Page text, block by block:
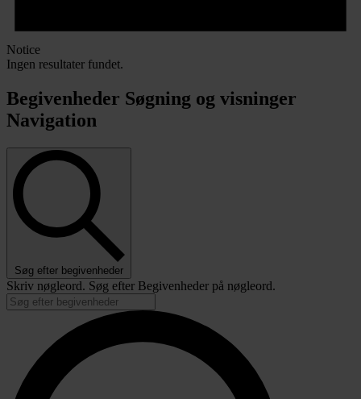
Notice
Ingen resultater fundet.
Begivenheder Søgning og visninger
Navigation
Søg efter begivenheder
Skriv nøgleord. Søg efter Begivenheder på nøgleord.